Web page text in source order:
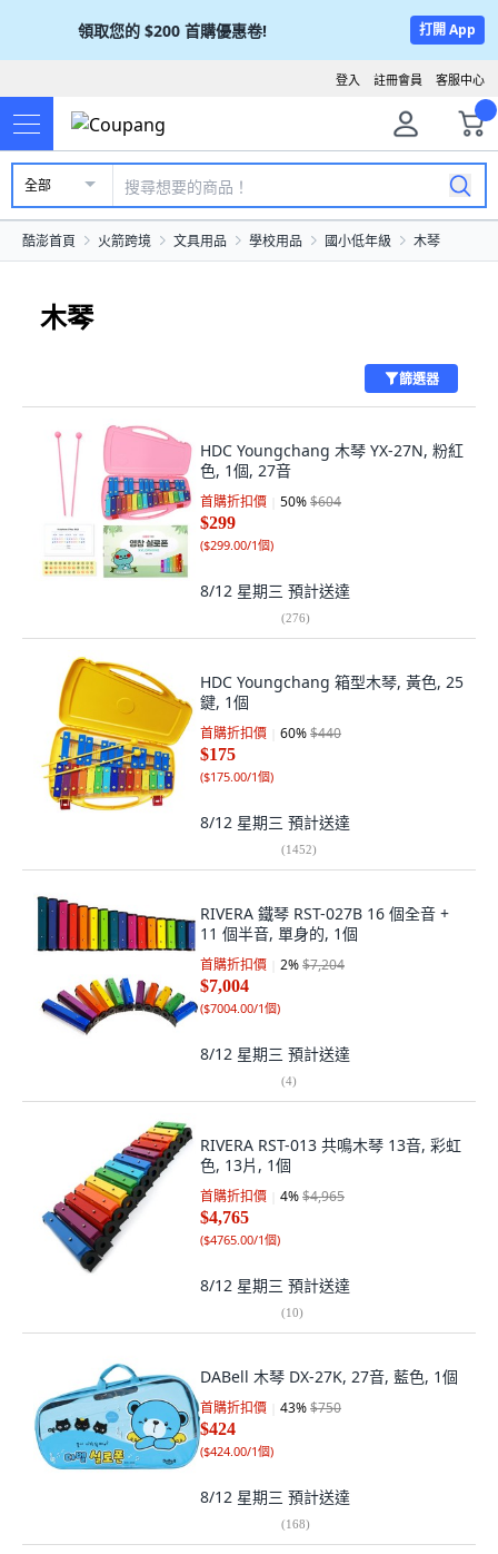
領取您的 $200 首購優惠卷! 打開 App
客服中心
註冊會員
登入
全部
酷澎首頁 火箭跨境 文具用品 學校用品 國小低年級 木琴
木琴
篩選器
HDC Youngchang 木琴 YX-27N, 粉紅
色, 1個, 27音
首購折扣價 50%$604
$299
($299.00/1個)
8/12 星期三 預計送達
(276)
HDC Youngchang 箱型木琴, 黃色, 25
鍵, 1個
首購折扣價 60%$440
$175
($175.00/1個)
8/12 星期三 預計送達
(1452)
RIVERA 鐵琴 RST-027B 16 個全音 +
11 個半音, 單身的, 1個
首購折扣價 2%$7,204
$7,004
($7004.00/1個)
8/12 星期三 預計送達
(4)
RIVERA RST-013 共鳴木琴 13音, 彩虹
色, 13片, 1個
首購折扣價 4%$4,965
$4,765
($4765.00/1個)
8/12 星期三 預計送達
(10)
DABell 木琴 DX-27K, 27音, 藍色, 1個
首購折扣價 43%$750
$424
($424.00/1個)
8/12 星期三 預計送達
(168)